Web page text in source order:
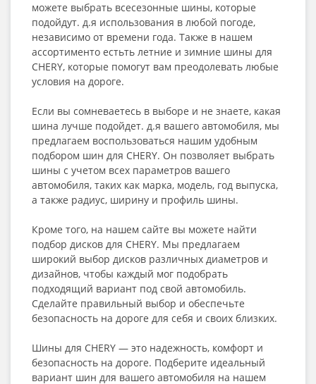
можете выбрать всесезонные шины, которые
подойдут. д.я использования в любой погоде,
независимо от времени года. Также в нашем
ассортименто естьть летние и зимние шины для
CHERY, которые помогут вам преодолевать любые
условия на дороге.
Если вы сомневаетесь в выборе и не знаете, какая
шина лучше подойдет. д.я вашего автомобиля, мы
предлагаем воспользоваться нашим удобным
подбором шин для CHERY. Он позволяет выбрать
шины с учетом всех параметров вашего
автомобиля, таких как марка, модель, год выпуска,
а также радиус, ширину и профиль шины.
Кроме того, на нашем сайте вы можете найти
подбор дисков для CHERY. Мы предлагаем
широкий выбор дисков различных диаметров и
дизайнов, чтобы каждый мог подобрать
подходящий вариант под свой автомобиль.
Сделайте правильный выбор и обеспечьте
безопасность на дороге для себя и своих близких.
Шины для CHERY — это надежность, комфорт и
безопасность на дороге. Подберите идеальный
вариант шин для вашего автомобиля на нашем